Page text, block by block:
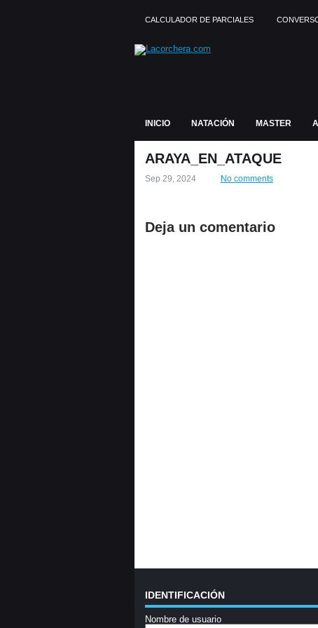
CALCULADOR DE PARCIALES
INICIO NATACIÓN MASTER
ARAYA_EN_ATAQUE
Sep 29, 2024 No comments
Deja un comentario
IDENTIFICACIÓN
Nombre de usuario